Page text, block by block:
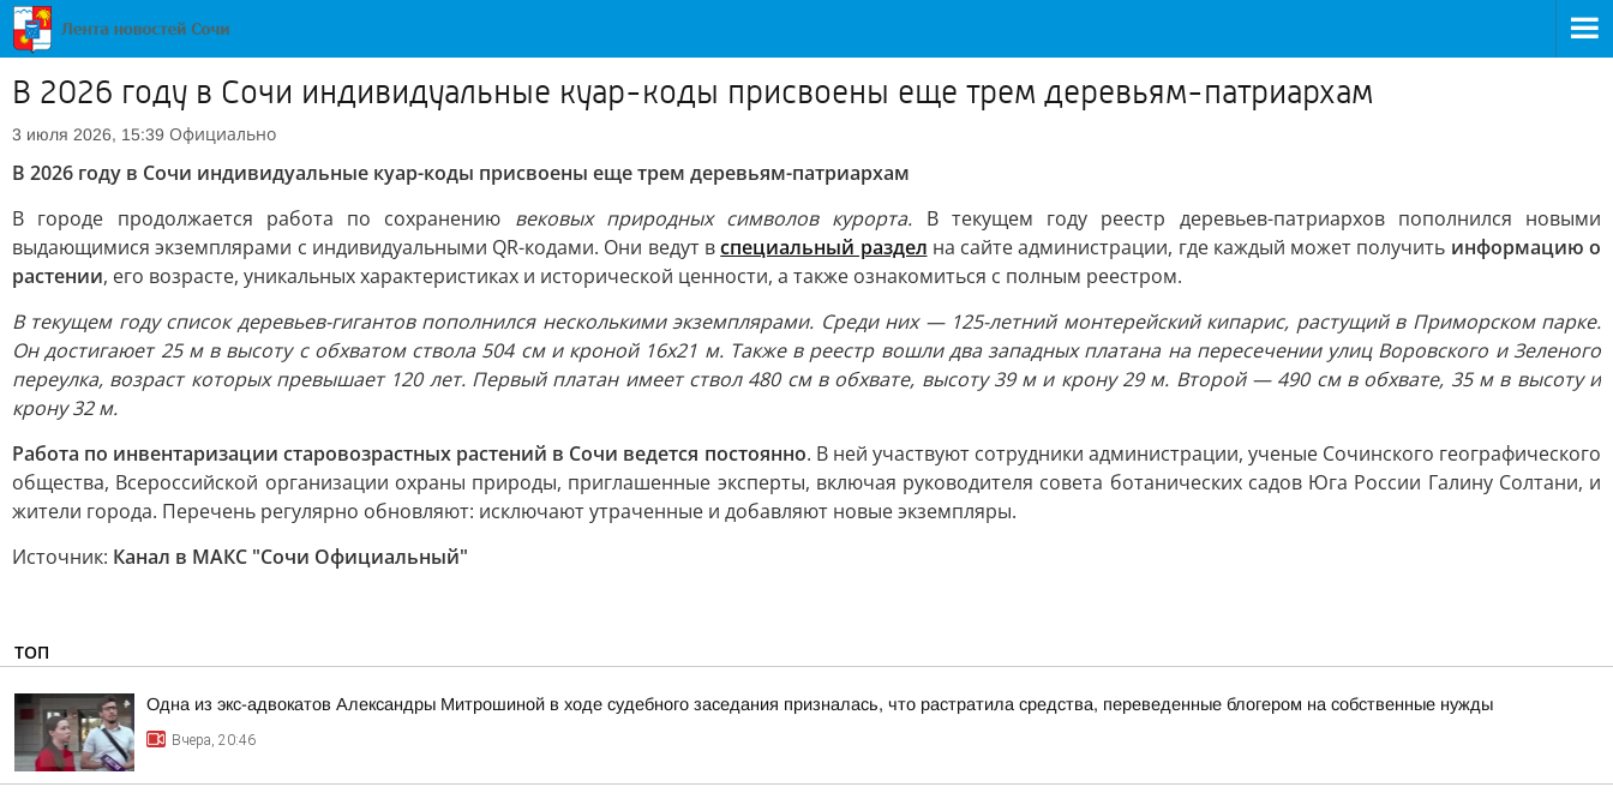
В 2026 году в Сочи индивидуальные куар-коды присвоены еще трем деревьям-патриархам
3 июля 2026, 15:39 Официально
В 2026 году в Сочи индивидуальные куар-коды присвоены еще трем деревьям-патриархам
В городе продолжается работа по сохранению вековых природных символов курорта. В текущем году реестр деревьев-патриархов пополнился новыми
выдающимися экземплярами с индивидуальными QR-кодами. Они ведут вспециальный раздел на сайте администрации, где каждый может получить информацию о
растении, его возрасте, уникальных характеристиках и исторической ценности, а также ознакомиться с полным реестром.
В текущем году список деревьев-гигантов пополнился несколькими экземплярами. Среди них — 125-летний монтерейский кипарис, растущий в Приморском парке.
Он достигаюет 25 м в высоту с обхватом ствола 504 см и кроной 16х21 м. Также в реестр вошли два западных платана на пересечении улиц Воровского и Зеленого
переулка, возраст которых превышает 120 лет. Первый платан имеет ствол 480 см в обхвате, высоту 39 м и крону 29 м. Второй — 490 см в обхвате, 35 м в высоту и
крону 32 м.
Работа по инвентаризации старовозрастных растений в Сочи ведется постоянно. В ней участвуют сотрудники администрации, ученые Сочинского географического
общества, Всероссийской организации охраны природы, приглашенные эксперты, включая руководителя совета ботанических садов Юга России Галину Солтани, и
жители города. Перечень регулярно обновляют: исключают утраченные и добавляют новые экземпляры.
Источник: Канал в МАКС "Сочи Официальный"
ТОП
Одна из экс-адвокатов Александры Митрошиной в ходе судебного заседания призналась, что растратила средства, переведенные блогером на собственные нужды
Вчера, 20:46